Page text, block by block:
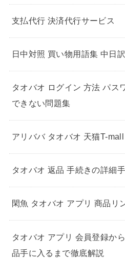
支払代行 決済代行サービス
日中対照 買い物用語集 中日
タオバオ ログイン 方法 パス
できない問題集
アリババ タオバオ 天猫T-
タオバオ 返品 手続きの詳細
閑魚 タオバオ アプリ 商品リ
タオバオ アプリ 会員登録か
品手に入るまで徹底解説